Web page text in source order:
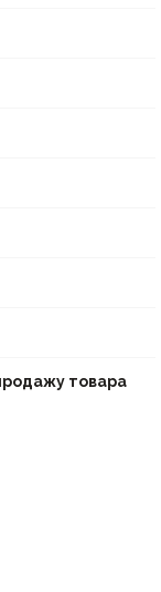
товара